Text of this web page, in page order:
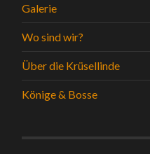
Galerie
Wo sind wir?
Über die Krüsellinde
Könige & Bosse